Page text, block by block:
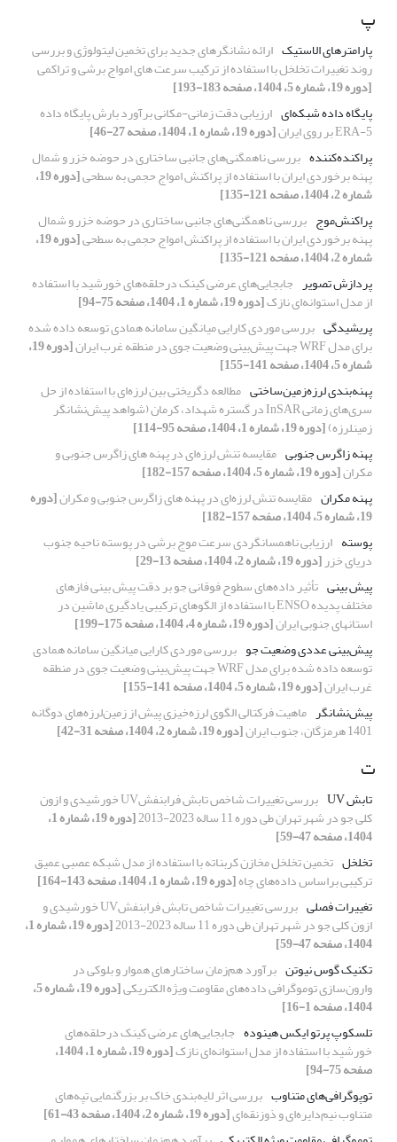
پ
پارامترهای الاستیک ارائه نشانگرهای جدید برای تخمین لیتولوژی و بررسی
روند تغییرات تخلخل با استفاده از ترکیب سرعت های امواج برشی و تراکمی
[دوره 19، شماره 5، 1404، صفحه 183-193]
پایگاه داده شبکه‌ای ارزیابی دقت زمانی-مکانی برآورد بارش پایگاه داده‌
ERA-5 بر روی ایران
[دوره 19، شماره 1، 1404، صفحه 27-46]
پراکنده‌کننده بررسی ناهمگنی‌های جانبی ساختاری در حوضه‌ خزر و شمال
پهنه برخوردی ایران با استفاده از پراکنش امواج حجمی به سطحی [دوره 19،
شماره 2، 1404، صفحه 121-135]
پراکنش‌موج بررسی ناهمگنی‌های جانبی ساختاری در حوضه‌ خزر و شمال
پهنه برخوردی ایران با استفاده از پراکنش امواج حجمی به سطحی [دوره 19،
شماره 2، 1404، صفحه 121-135]
پردازش تصویر جابجایی‌های عرضی کینک درحلقه‌های خورشید با استفاده
از مدل استوانه‌ای نازک[دوره 19، شماره 1، 1404، صفحه 75-94]
پریشیدگی بررسی موردی کارایی میانگین سامانه همادی توسعه داده شده
برای مدل WRF جهت پیش‌بینی وضعیت جوی در منطقه غرب ایران [دوره 19،
شماره 5، 1404، صفحه 141-155]
پهنه‌بندی لرزه‌زمین‌ساختی مطالعه دگریختی بین لرزه‌ای با استفاده از حل
سری‌های زمانی InSAR در گستره شهداد، کرمان (شواهد پیش‌نشانگر
زمینلرزه)[دوره 19، شماره 1، 1404، صفحه 95-114]
پهنه زاگرس جنوبی مقایسه تنش لرزه‌ای در پهنه های زاگرس جنوبی و
مکران[دوره 19، شماره 5، 1404، صفحه 157-182]
پهنه مکران مقایسه تنش لرزه‌ای در پهنه های زاگرس جنوبی و مکران[دوره
19، شماره 5، 1404، صفحه 157-182]
پوسته ارزیابی ناهمسانگردی سرعت موج برشی در پوسته ناحیه جنوب
دریای خزر[دوره 19، شماره 2، 1404، صفحه 13-29]
پیش بینی تأثیر داده‌های سطوح فوقانی جو بر دقت پیش بینی فازهای
مختلف پدیده ENSO با استفاده از الگو‌های ترکیبی یادگیری ماشین در
استانهای جنوبی ایران[دوره 19، شماره 4، 1404، صفحه 175-199]
پیش‌بینی عددی وضعیت جو بررسی موردی کارایی میانگین سامانه همادی
توسعه داده شده برای مدل WRF جهت پیش‌بینی وضعیت جوی در منطقه
غرب ایران[دوره 19، شماره 5، 1404، صفحه 141-155]
پیش‌نشانگر ماهیت فرکتالی الگوی لرزه‌خیزی پیش از زمین‌لرزه‌های دوگانه
1401 هرمزگان، جنوب ایران [دوره 19، شماره 2، 1404، صفحه 31-42]
ت
تابش UV بررسی تغییرات شاخص تابش فرابنفشUV خورشیدی و ازون
کلی جو در شهر تهران طی دوره 11 ساله 2023-2013 [دوره 19، شماره 1،
1404، صفحه 47-59]
تخلخل تخمین تخلخل مخازن کربناته با استفاده از مدل شبکه عصبی عمیق
ترکیبی بر‌اساس داده‌های چاه[دوره 19، شماره 1، 1404، صفحه 143-164]
تغییرات فصلی
بررسی تغییرات شاخص تابش فرابنفشUV خورشیدی و
ازون کلی جو در شهر تهران طی دوره 11 ساله 2023-2013 [دوره 19، شماره 1،
1404، صفحه 47-59]
تکنیک گوس نیوتن برآورد هم‌زمان ساختارهای هموار و بلوکی در
وارون‌سازی توموگرافی داده‌های مقاومت ویژه الکتریکی [دوره 19، شماره 5،
1404، صفحه 1-16]
تلسکوپ پرتو ایکس هینوده جابجایی‌های عرضی کینک درحلقه‌های
خورشید با استفاده از مدل استوانه‌ای نازک [دوره 19، شماره 1، 1404،
صفحه 75-94]
توپوگرافی‌های متناوب بررسی اثر لایه‌بندی خاک بر بزرگنمایی تپه‌های
متناوب نیم‌دایره‌ای و ذوزنقه‌ای[دوره 19، شماره 2، 1404، صفحه 43-61]